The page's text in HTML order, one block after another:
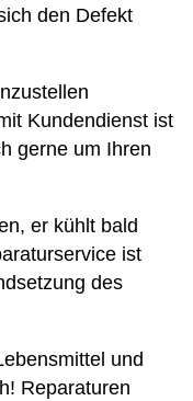
den Defekt
Kundendienst ist
gerne um Ihren
er kühlt bald
ist
des
und
Reparaturen